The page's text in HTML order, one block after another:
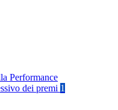
Performance
dei premi 1